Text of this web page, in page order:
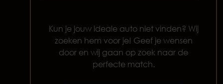
Kun je jouw ideale auto niet vinden? Wij
zoeken hem voor je! Geef je wensen
door en wij gaan op zoek naar de
perfecte match.